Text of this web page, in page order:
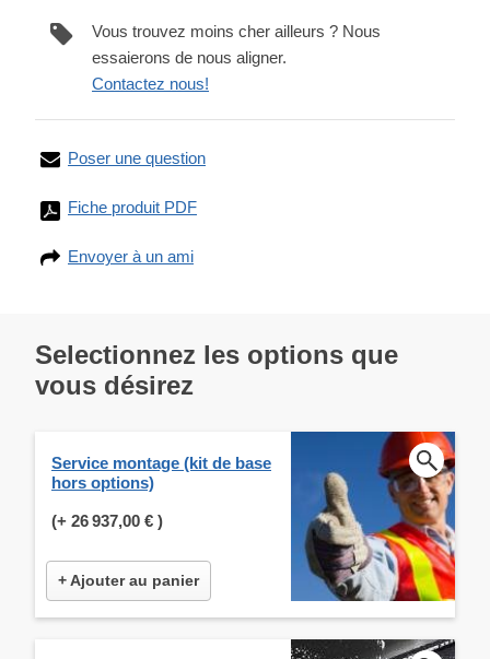
Vous trouvez moins cher ailleurs ? Nous
essaierons de nous aligner.
Contactez nous!
Poser une question
Fiche produit PDF
Envoyer à un ami
Selectionnez les options que
vous désirez
Service montage (kit de base
hors options)
(+ 26 937,00 € )
+ Ajouter au panier